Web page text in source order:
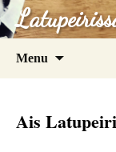
Menu
Ais